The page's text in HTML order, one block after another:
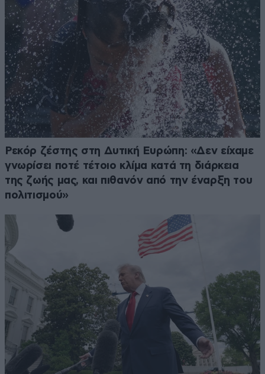
Ρεκόρ ζέστης στη Δυτική Ευρώπη: «Δεν είχαμε
γνωρίσει ποτέ τέτοιο κλίμα κατά τη διάρκεια
της ζωής μας, και πιθανόν από την έναρξη του
πολιτισμού»